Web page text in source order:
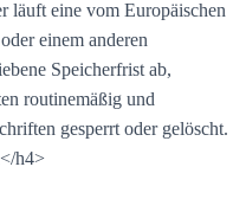
läuft eine vom Europäischen
einem anderen
Speicherfrist ab,
routinemäßig und
gesperrt oder gelöscht.
h4>